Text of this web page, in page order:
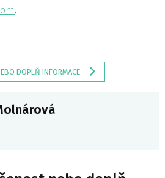
.
DOPLŇ INFORMACE